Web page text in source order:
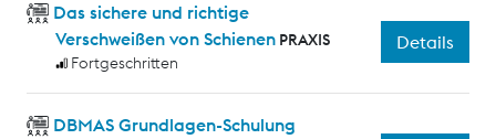
Das sichere und richtige
Verschweißen von Schienen PRAXIS
Fortgeschritten
Details
DBMAS Grundlagen-Schulung